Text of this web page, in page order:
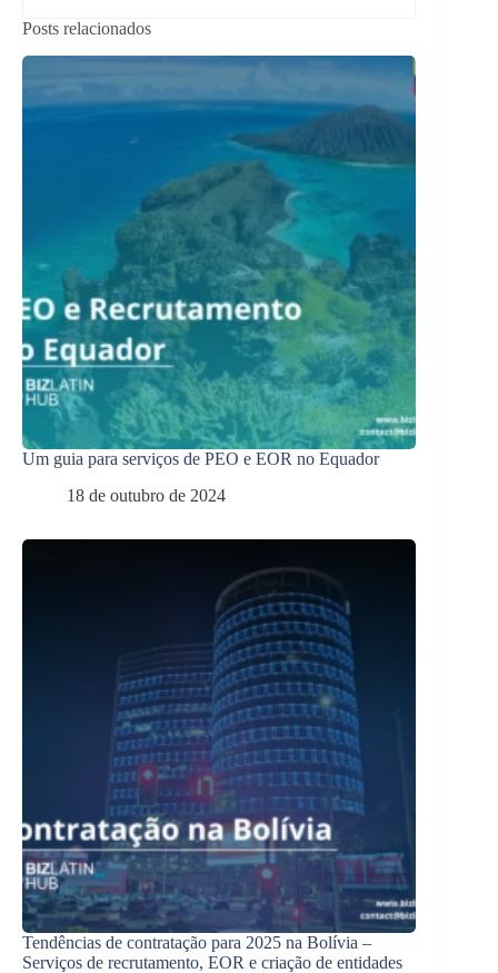
Posts relacionados
Um guia para serviços de PEO e EOR no Equador
18 de outubro de 2024
Tendências de contratação para 2025 na Bolívia –
Serviços de recrutamento, EOR e criação de entidades